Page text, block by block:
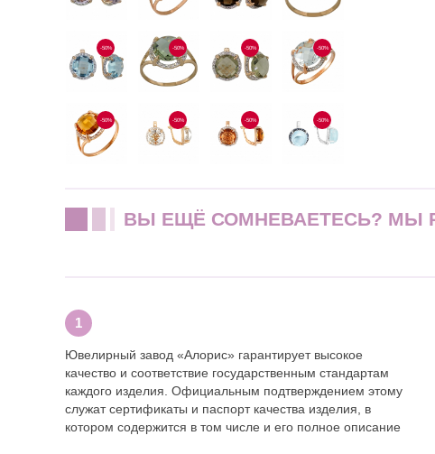
-50% -50% -50% -50%
-50% -50% -50% -50%
ВЫ ЕЩЁ СОМНЕВАЕТЕСЬ? МЫ
Ювелирный завод «Алорис» гарантирует высокое
качество и соответствие государственным стандартам
каждого изделия. Официальным подтверждением этому
служат сертификаты и паспорт качества изделия, в
котором содержится в том числе и его полное описание